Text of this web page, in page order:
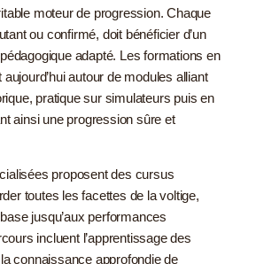
moteur de progression. Chaque
ou confirmé, doit bénéficier d’un
adapté. Les formations en
aujourd’hui autour de modules alliant
pratique sur simulateurs puis en
ainsi une progression sûre et
proposent des cursus
toutes les facettes de la voltige,
jusqu’aux performances
incluent l’apprentissage des
connaissance approfondie de